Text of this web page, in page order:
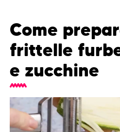
Come
frittelle
e zucchine